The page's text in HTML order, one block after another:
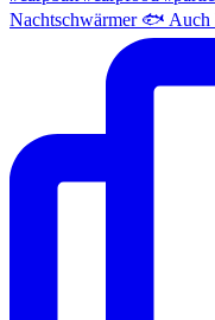
Nachtschwärmer 🐟 Auch